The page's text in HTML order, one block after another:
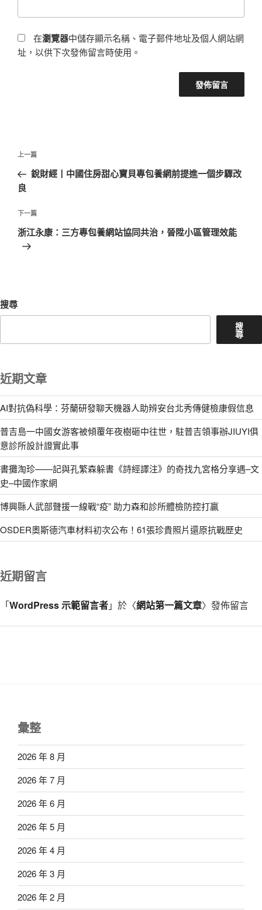
在瀏覽器中儲存顯示名稱、電子郵件地址及個人網站網
址，以供下次發佈留言時使用。
文
導
覽
上
一
篇
章
上一篇
銳財經丨中國住房甜心寶貝專包養網前提進一個步驟改
良
下
一
篇
下一篇
浙江永康：三方專包養網站協同共治，晉陞小區管理效能
搜尋
搜
尋
近期文章
AI對抗偽科學：芬蘭研發聊天機器人助辨安台北秀傳健檢康假信息
普吉島一中國女游客被傾覆年夜樹砸中往世，駐普吉領事辦JIUYI俱
意診所設計證實此事
書攤淘珍——記與孔繁森躲書《詩經譯注》的奇找九宮格分享遇–文
史–中國作家網
博興縣人武部聲援一線戰“疫” 助力森和診所體檢防控打贏
OSDER奧斯德汽車材料初次公布！61張珍貴照片還原抗戰歷史
近期留言
「WordPress 示範留言者」於〈網站第一篇文章〉發佈留言
彙整
2026 年 8 月
2026 年 7 月
2026 年 6 月
2026 年 5 月
2026 年 4 月
2026 年 3 月
2026 年 2 月